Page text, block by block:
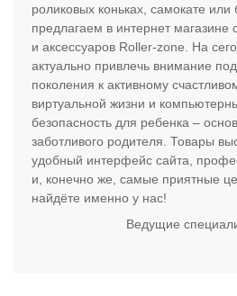
роликовых коньках, самокате или
предлагаем в интернет магазине
и аксессуаров Roller-zone. На
актуально привлечь внимание
поколения к активному
виртуальной жизни и
безопасность для ребенка –
заботливого родителя. Товары
удобный интерфейс сайта,
и, конечно же, самые приятные
найдёте именно у нас!
Ведущие